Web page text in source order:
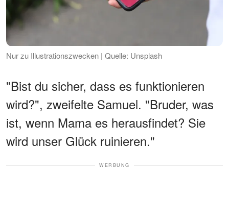
Nur zu Illustrationszwecken | Quelle: Unsplash
"Bist du sicher, dass es funktionieren
wird?", zweifelte Samuel. "Bruder, was
ist, wenn Mama es herausfindet? Sie
wird unser Glück ruinieren."
WERBUNG